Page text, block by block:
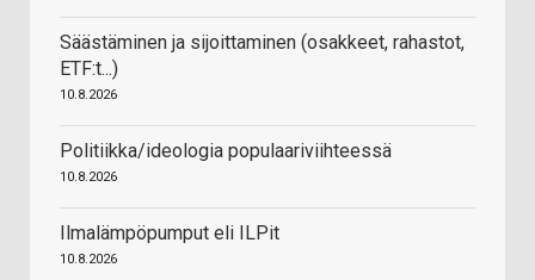
Säästäminen ja sijoittaminen (osakkeet, rahastot,
ETF:t...)
10.8.2026
Politiikka/ideologia populaariviihteessä
10.8.2026
Ilmalämpöpumput eli ILPit
10.8.2026